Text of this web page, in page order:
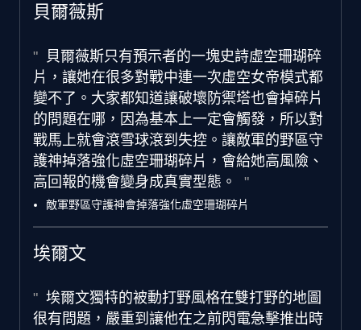
貝爾薇斯
貝爾薇斯只有預示者的一塊史詩虛空珊瑚碎
片，讓她在很多對戰中連一次虛空女帝模式都
變不了。大家都知道讓破壞防禦塔也會掉碎片
的問題在哪，因為基本上一定會觸發，所以對
戰馬上就會滾雪球滾到失控。讓敵軍的野區守
護神掉落強化虛空珊瑚碎片，會給她高風險、
高回報的機會變身成真實型態。
敵軍野區守護神會掉落強化虛空珊瑚碎片
埃爾文
埃爾文獨特的被動打野風格在雙打野的地圖
很有問題，嚴重到讓他在之前閃電急擊推出時